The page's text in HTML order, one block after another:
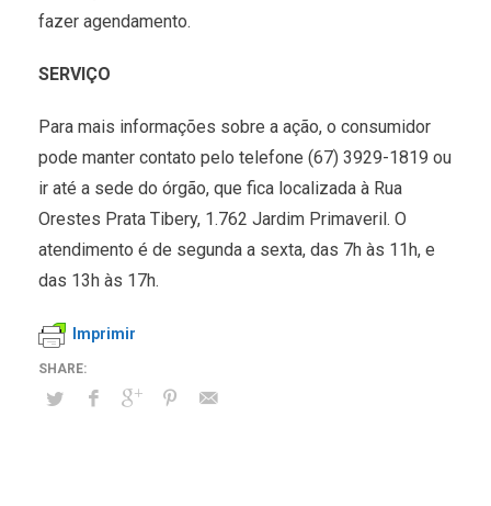
fazer agendamento.
SERVIÇO
Para mais informações sobre a ação, o consumidor
pode manter contato pelo telefone (67) 3929-1819 ou
ir até a sede do órgão, que fica localizada à Rua
Orestes Prata Tibery, 1.762 Jardim Primaveril. O
atendimento é de segunda a sexta, das 7h às 11h, e
das 13h às 17h.
Imprimir